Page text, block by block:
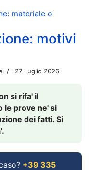
materiale o
motivi
27 Luglio 2026
si rifa' il
le prove ne' si
dei fatti. Si
+39 335